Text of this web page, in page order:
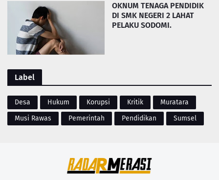
OKNUM TENAGA PENDIDIK
DI SMK NEGERI 2 LAHAT
PELAKU SODOMI.
Label
Desa Hukum Korupsi Kritik
Muratara
Musi Rawas
Pemerintah Pendidikan Sumsel